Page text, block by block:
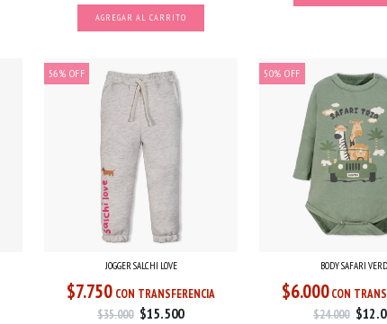
AGREGAR AL CARRITO
56% OFF
JOGGER SALCHI LOVE
$7.750 CON TRANSFERENCIA
$35.000 $15.500
50%OFF
BODY SAFARI
$6.000 CON
$24.000